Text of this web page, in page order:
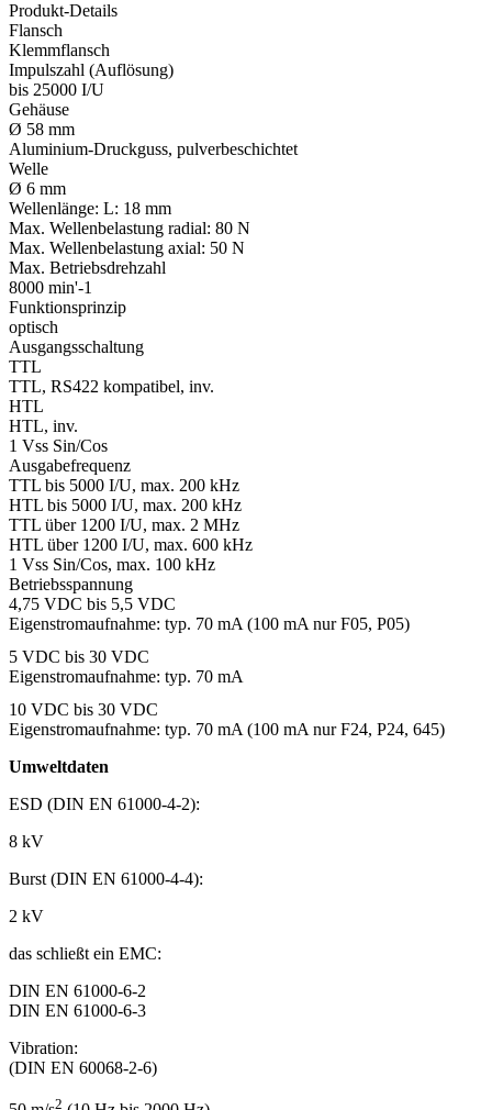
Produkt-Details
Flansch
Klemmflansch
Impulszahl (Auflösung)
bis 25000 I/U
Gehäuse
Ø 58 mm
Aluminium-Druckguss, pulverbeschichtet
Welle
Ø 6 mm
Wellenlänge: L: 18 mm
Max. Wellenbelastung radial: 80 N
Max. Wellenbelastung axial: 50 N
Max. Betriebsdrehzahl
8000 min'-1
Funktionsprinzip
optisch
Ausgangsschaltung
TTL
TTL, RS422 kompatibel, inv.
HTL
HTL, inv.
1 Vss Sin/Cos
Ausgabefrequenz
TTL bis 5000 I/U, max. 200 kHz
HTL bis 5000 I/U, max. 200 kHz
TTL über 1200 I/U, max. 2 MHz
HTL über 1200 I/U, max. 600 kHz
1 Vss Sin/Cos, max. 100 kHz
Betriebsspannung
4,75 VDC bis 5,5 VDC
Eigenstromaufnahme: typ. 70 mA (100 mA nur F05, P05)
5 VDC bis 30 VDC
Eigenstromaufnahme: typ. 70 mA
10 VDC bis 30 VDC
Eigenstromaufnahme: typ. 70 mA (100 mA nur F24, P24, 645)
Umweltdaten
ESD (DIN EN 61000-4-2):
8 kV
Burst (DIN EN 61000-4-4):
2 kV
das schließt ein EMC:
DIN EN 61000-6-2
DIN EN 61000-6-3
Vibration:
(DIN EN 60068-2-6)
2